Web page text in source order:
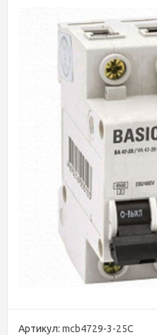
Артикул: mcb4729-3-25C